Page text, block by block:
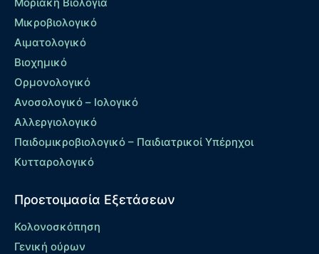
Μικροβιολογικό
Αιματολογικό
Βιοχημικό
Ορμονολογικό
Ανοσολογικό – Ιολογικό
Αλλεργιολογικό
Παιδομικροβιολογικό – Παιδιατρικοί Υπέρηχοι
Κυτταρολογικό
Προετοιμασία Εξετάσεων
Κολονοσκόπηση
Γενική ούρων